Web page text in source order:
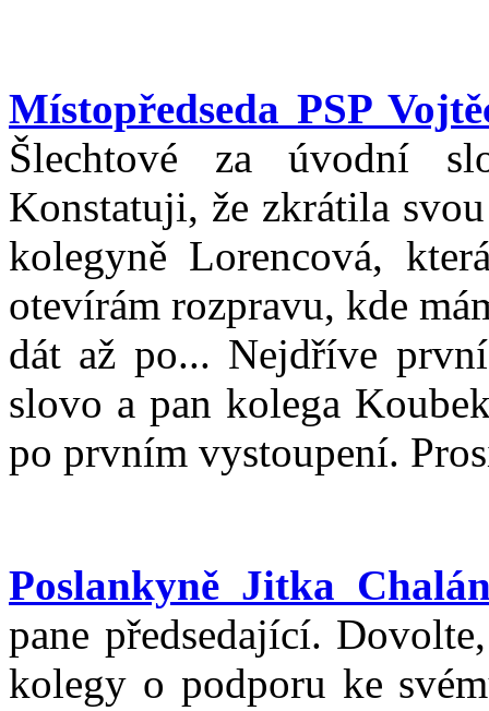
Místopředseda PSP
Šlechtové za úvodní
Konstatuji, že zkrátila
kolegyně Lorencová,
otevírám rozpravu, kde
dát až po... Nejdříve
slovo a pan kolega
po prvním vystoupení.
Poslankyně Jitka
pane předsedající.
kolegy o podporu ke